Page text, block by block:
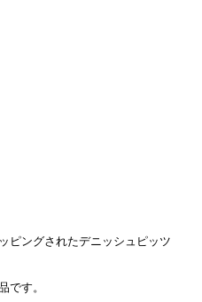
ピングされたデニッシュピッツ
です。